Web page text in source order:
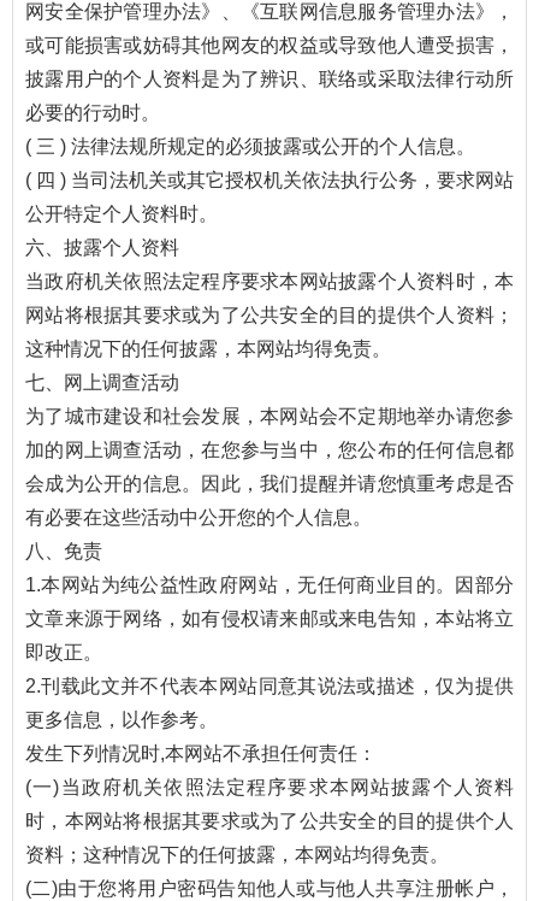
网安全保护管理办法》、《互联网信息服务管理办法》，
或可能损害或妨碍其他网友的权益或导致他人遭受损害，
披露用户的个人资料是为了辨识、联络或采取法律行动所
必要的行动时。
( 三 ) 法律法规所规定的必须披露或公开的个人信息。
( 四 ) 当司法机关或其它授权机关依法执行公务，要求网站
公开特定个人资料时。
六、披露个人资料
当政府机关依照法定程序要求本网站披露个人资料时，本
网站将根据其要求或为了公共安全的目的提供个人资料；
这种情况下的任何披露，本网站均得免责。
七、网上调查活动
为了城市建设和社会发展，本网站会不定期地举办请您参
加的网上调查活动，在您参与当中，您公布的任何信息都
会成为公开的信息。因此，我们提醒并请您慎重考虑是否
有必要在这些活动中公开您的个人信息。
八、免责
1.本网站为纯公益性政府网站，无任何商业目的。因部分
文章来源于网络，如有侵权请来邮或来电告知，本站将立
即改正。
2.刊载此文并不代表本网站同意其说法或描述，仅为提供
更多信息，以作参考。
发生下列情况时,本网站不承担任何责任：
(一)当政府机关依照法定程序要求本网站披露个人资料
时，本网站将根据其要求或为了公共安全的目的提供个人
资料；这种情况下的任何披露，本网站均得免责。
(二)由于您将用户密码告知他人或与他人共享注册帐户，